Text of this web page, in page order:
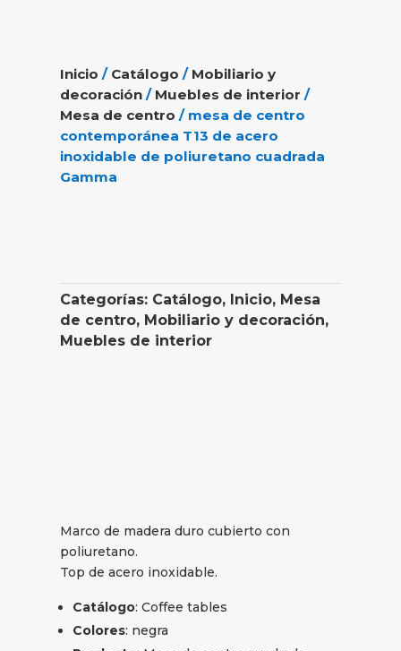
Inicio / Catálogo / Mobiliario y
decoración / Muebles de interior /
Mesa de centro / mesa de centro
contemporánea T13 de acero
inoxidable de poliuretano cuadrada
Gamma
Categorías: Catálogo, Inicio, Mesa
de centro, Mobiliario y decoración,
Muebles de interior
Marco de madera duro cubierto con
poliuretano.
Top de acero inoxidable.
Catálogo: Coffee tables
Colores: negra